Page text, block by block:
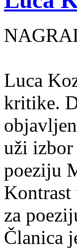
Luca
kritike.
uži izbor
poeziju
Kontrast
za
Članica